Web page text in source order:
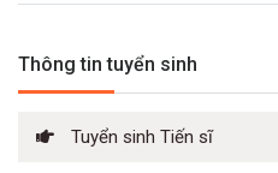
Thông tin tuyển sinh
Tuyển sinh Tiến sĩ